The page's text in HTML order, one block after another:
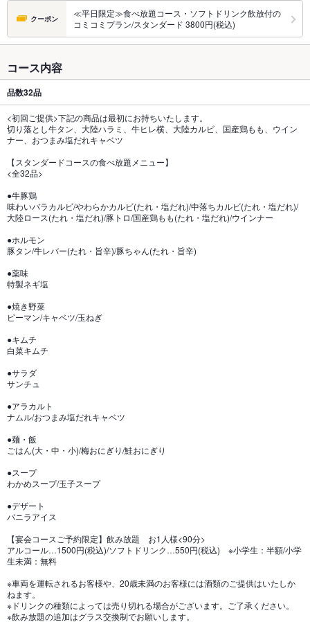
クーポン
≪平日限定≫食べ放題コース・ソフトドリンク飲放付の
コミコミプラン/スタンダード 3800円(税込)
コース内容
品数32品
<初回ご提供>下記の商品は最初にお持ちいたします。
切り落とし牛タン、大陸ハラミ、牛ヒレ横、大陸カルビ、国産鶏もも、ウイン
ナー、おつまみ塩だれキャベツ
【スタンダードコースの食べ放題メニュー】
<全32品>
●牛豚鶏
味わいバラカルビ/やわらかカルビ(たれ・塩だれ)/中落ちカルビ(たれ・塩だれ)/
大陸ロース(たれ・塩だれ)/豚トロ/国産鶏もも(たれ・塩だれ)/ウインナー
●ホルモン
豚タン/牛レバー(たれ・旨辛)/豚ちゃん(たれ・旨辛)
●薬味
特製ネギ塩
●焼き野菜
ピーマン/キャベツ/玉ねぎ
●キムチ
白菜キムチ
●サラダ
サンチュ
●アラカルト
ナムル/おつまみ塩だれキャベツ
●麺・飯
ごはん(大・中・小)/梅おにぎり/鮭おにぎり
●スープ
わかめスープ/玉子スープ
●デザート
バニラアイス
【宴会コースご予約限定】飲み放題 お1人様<90分>
アルコール…1500円(税込)/ソフトドリンク…550円(税込) ※小学生：半額/小学
生未満：無料
※車両を運転されるお客様や、20歳未満のお客様には酒類のご提供はいたしか
ねます。
※ドリンクの種類によっては売り切れる場合がございます。ご了承ください。
※飲み放題の追加はグラス交換制でお願いします。